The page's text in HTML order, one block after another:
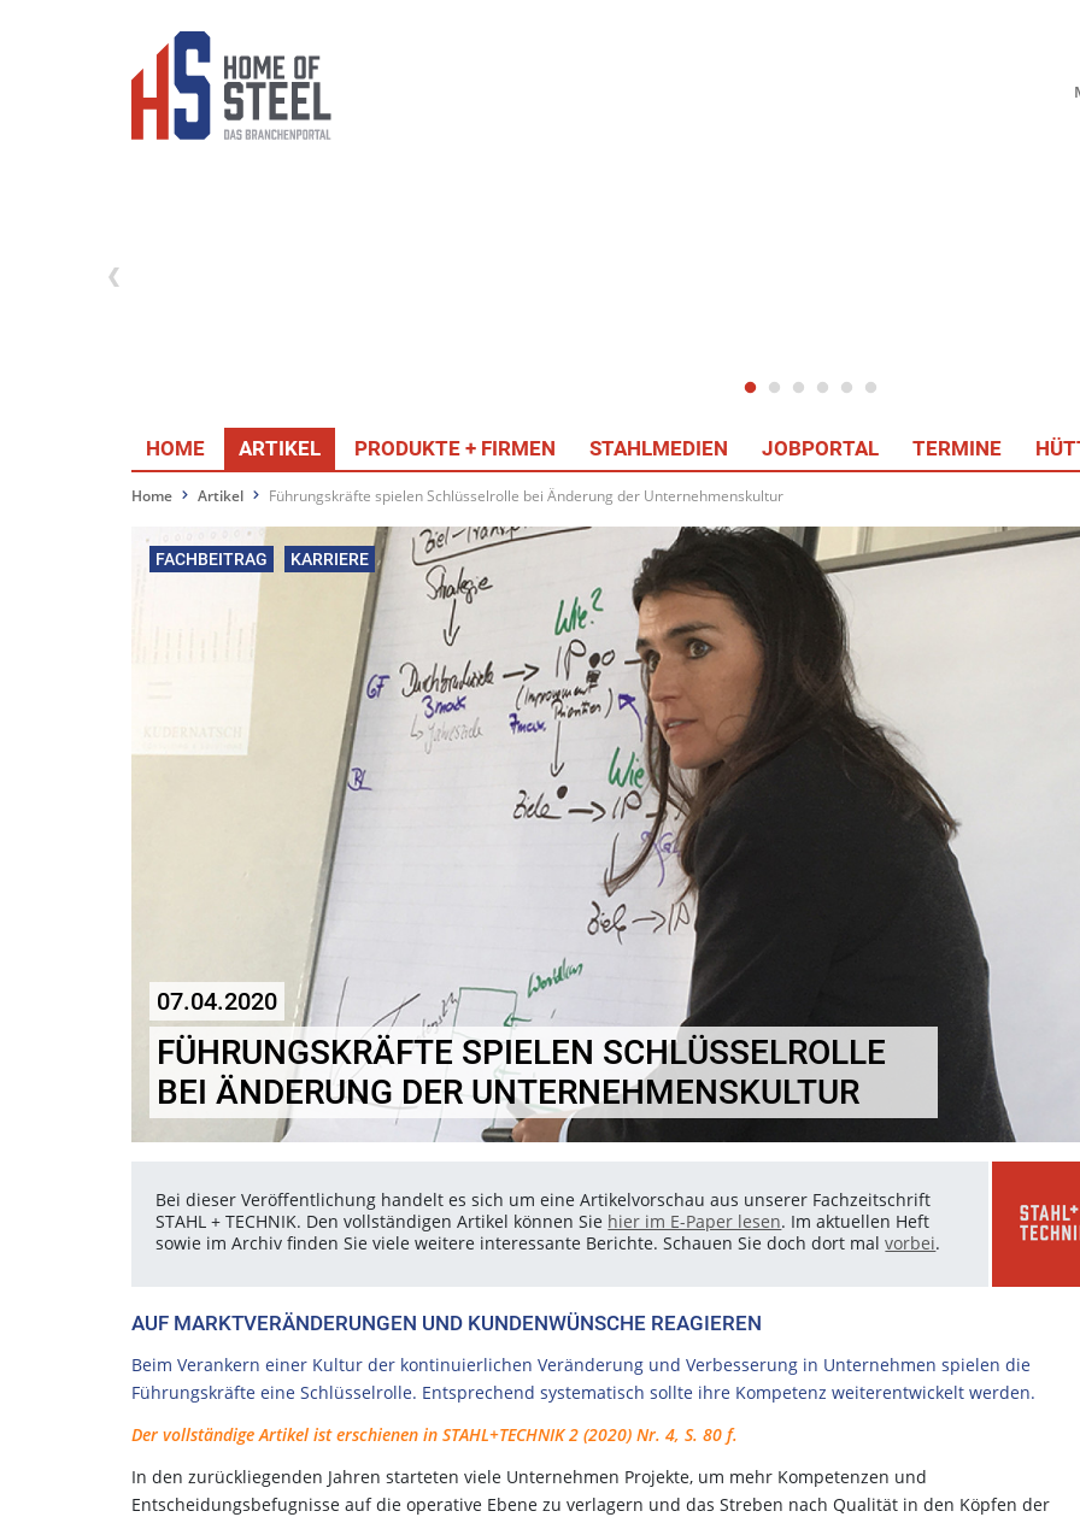
HOME ARTIKEL PRODUKTE + FIRMEN STAHLMEDIEN JOBPORTAL TERMINE
Home Artikel Führungskräfte spielen Schlüsselrolle bei Änderung der Unternehmenskultur
FACHBEITRAG KARRIERE
07.04.2020
FÜHRUNGSKRÄFTE SPIELEN SCHLÜSSELROLLE
BEI ÄNDERUNG DER UNTERNEHMENSKULTUR
Bei dieser Veröffentlichung handelt es sich um eine Artikelvorschau aus unserer Fachzeitschrift
STAHL + TECHNIK. Den vollständigen Artikel können Sie hier im E-Paper lesen. Im aktuellen Heft
sowie im Archiv finden Sie viele weitere interessante Berichte. Schauen Sie doch dort malvorbei.
AUF MARKTVERÄNDERUNGEN UND KUNDENWÜNSCHE REAGIEREN
Beim Verankern einer Kultur der kontinuierlichen Veränderung und Verbesserung in Unternehmen spielen die
Führungskräfte eine Schlüsselrolle. Entsprechend systematisch sollte ihre Kompetenz weiterentwickelt werden.
Der vollständige Artikel ist erschienen in STAHL+TECHNIK 2 (2020) Nr. 4, S. 80 f.
In den zurückliegenden Jahren starteten viele Unternehmen Projekte, um mehr Kompetenzen und
Entscheidungsbefugnisse auf die operative Ebene zu verlagern und das Streben nach Qualität in den Köpfen der